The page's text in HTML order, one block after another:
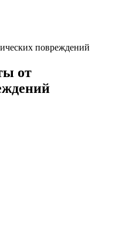
повреждений
от